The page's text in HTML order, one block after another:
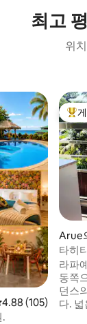
최고
위
점 4.88점(5점 만
4.88 (105)
.
상
Arue
타히
라파
동쪽
던스
다.